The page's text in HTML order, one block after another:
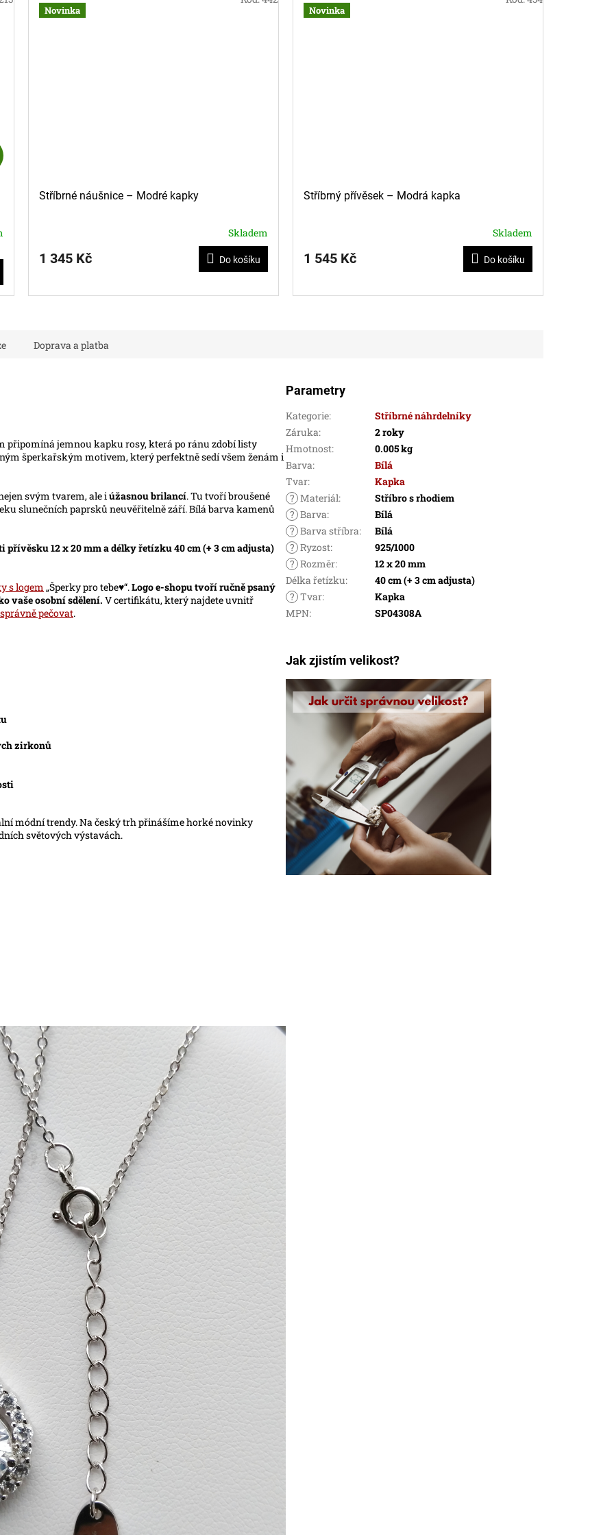
Novinka
Stříbrné náušnice – Modré kapky
Skladem
1 345 Kč Do košíku
Novinka
Stříbrný přívěsek – Modrá kapka
Skladem
1 545 Kč Do košíku
Doprava a platba
připomíná jemnou kapku rosy, která po ránu zdobí listy
šperkařským motivem, který perfektně sedí všem ženám i
svým tvarem, ale i úžasnou brilancí. Tu tvoří broušené
slunečních paprsků neuvěřitelně září. Bílá barva kamenů
přívěsku 12 x 20 mm a délky řetízku 40 cm (+ 3 cm adjusta)
s logem „Šperky pro tebe♥“.Logo e-shopu tvoří ručně psaný
vaše osobní sdělení. V certifikátu, který najdete uvnitř
pečovat.
zirkonů
módní trendy. Na český trh přinášíme horké novinky
světových výstavách.
Parametry
Kategorie:
Stříbrné náhrdelníky
Záruka:
2 roky
Hmotnost:
0.005 kg
Barva:
Bílá
Tvar:
Kapka
? Materiál:
Stříbro s rhodiem
? Barva:
Bílá
? Barva stříbra:
Bílá
? Ryzost:
925/1000
? Rozměr:
12 x 20 mm
Délka řetízku:
40 cm (+ 3 cm adjusta)
? Tvar:
Kapka
MPN: SP04308A
Jak zjistím velikost?